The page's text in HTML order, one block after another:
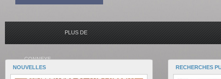
CONNEXE
PLUS DE
NOUVELLES RECHERCHES